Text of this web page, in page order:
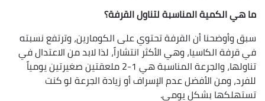
ما هي الكمية المناسبة لتناول القرفة؟
سبق وأوضحنا أن القرفة تحتوي على الكومارين، وترتفع نسبته
في قرفة الكاسيا، وهي الأكثر انتشاراً، لذا لابد من الاعتدال في
تناولها، والجرعة المناسبة هي 1-2 ملعقتين صغيرتين يومياً
للفرد، ومن الأفضل عدم الإسراف أو زيادة الجرعة لو كنت
تستهلكها بشكل يومي.